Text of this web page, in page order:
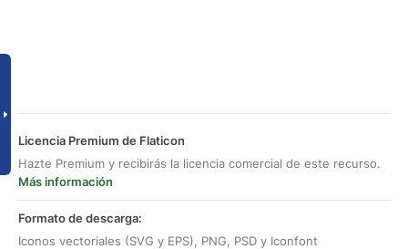
Licencia Premium de Flaticon
Hazte Premium y recibirás la licencia comercial de este recurso.
Más información
Formato de descarga:
Iconos vectoriales (SVG y EPS), PNG, PSD y Iconfont